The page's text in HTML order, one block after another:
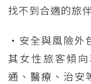
找不到合適的旅
・安全與風險
其女性旅客傾
通、醫療、治安